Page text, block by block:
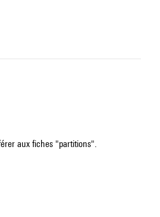
aux fiches "partitions".